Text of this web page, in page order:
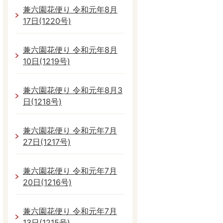
兼六園花便り 令和元年8月
17日(1220号)
兼六園花便り 令和元年8月
10日(1219号)
兼六園花便り 令和元年8月3
日(1218号)
兼六園花便り 令和元年7月
27日(1217号)
兼六園花便り 令和元年7月
20日(1216号)
兼六園花便り 令和元年7月